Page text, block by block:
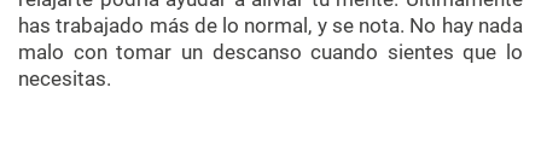
has trabajado más de lo normal, y se nota. No hay nada
malo con tomar un descanso cuando sientes que lo
necesitas.